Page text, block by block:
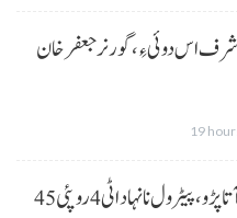
شرف اس دوئی ءِ،گورنر جعفرخان
19
حکومت نا کنڈ آن پیٹرولیم نا پوسکن آ نہاد آتا پڑو،پیٹرول نا نہاد اٹی 4 روپئی 45